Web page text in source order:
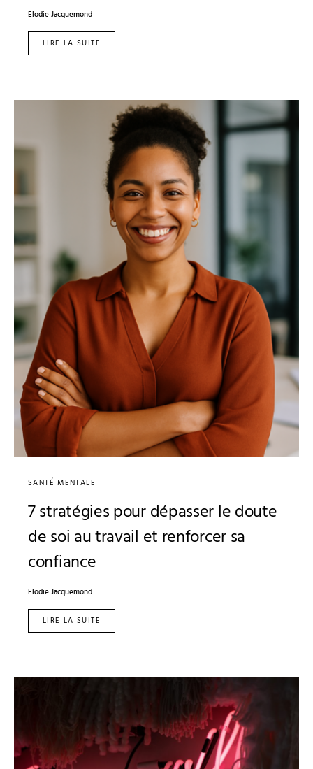
Elodie Jacquemond
LIRE LA SUITE
SANTÉ MENTALE
7 stratégies pour dépasser le doute
de soi au travail et renforcer sa
confiance
Elodie Jacquemond
LIRE LA SUITE